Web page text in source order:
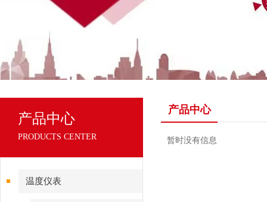
产品中心
PRODUCTS CENTER
温度仪表
产品中心
暂时没有信息